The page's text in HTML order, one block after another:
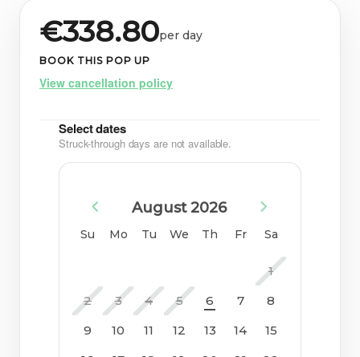
€338.80per day
BOOK THIS POP UP
View cancellation policy
Select dates
Struck-through days are not available.
Su Mo Tu We Th Fr Sa
August 2026
1
2
3 4 5 6 7
8
9
10 11 12 13 14
15